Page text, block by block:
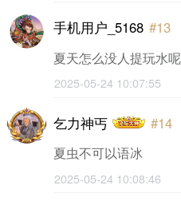
手机用户_5168 #13
夏天怎么没人提玩水呢
2025-05-24 10:07:55
乞力神丐 #14
夏虫不可以语冰
2025-05-24 10:08:46